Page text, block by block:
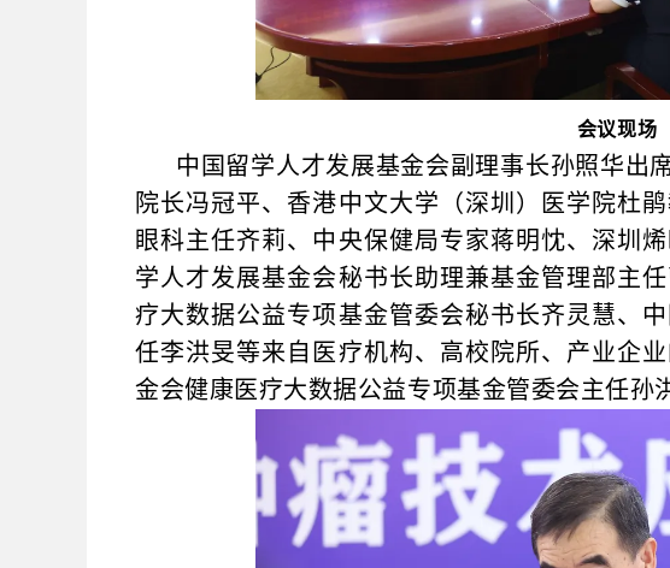
会议现场
中国留学人才发展基金会副理事长孙照华出
院长冯冠平、香港中文大学（深圳）医学院杜
眼科主任齐莉、中央保健局专家蒋明忱、深圳
学人才发展基金会秘书长助理兼基金管理部主
疗大数据公益专项基金管委会秘书长齐灵慧、
任李洪旻等来自医疗机构、高校院所、产业企
金会健康医疗大数据公益专项基金管委会主任孙